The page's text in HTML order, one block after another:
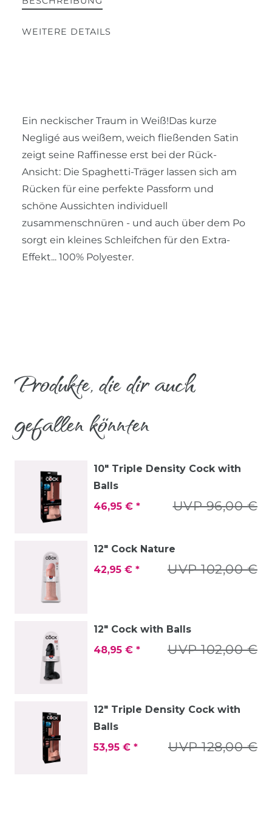
WEITERE DETAILS
Ein neckischer Traum in Weiß!Das kurze
Negligé aus weißem, weich fließenden Satin
zeigt seine Raffinesse erst bei der Rück-
Ansicht: Die Spaghetti-Träger lassen sich am
Rücken für eine perfekte Passform und
schöne Aussichten individuell
zusammenschnüren - und auch über dem Po
sorgt ein kleines Schleifchen für den Extra-
Effekt... 100% Polyester.
Produkte, die dir auch
gefallen könnten
10" Triple Density Cock with
Balls
UVP 96,00 €
46,95 € *
12" Cock Nature
UVP 102,00 €
42,95 € *
12" Cock with Balls
UVP 102,00 €
48,95 € *
12" Triple Density Cock with
Balls
UVP 128,00 €
53,95 € *